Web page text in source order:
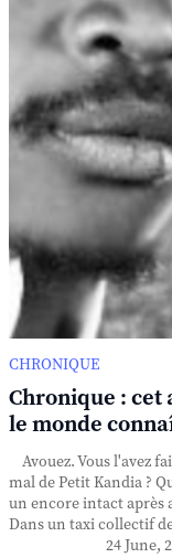
CHRONIQUE
Chronique : cet
le monde
Avouez. Vous l'avez
mal de Petit Kandia ?
un encore intact après
Dans un taxi collectif
24 June,